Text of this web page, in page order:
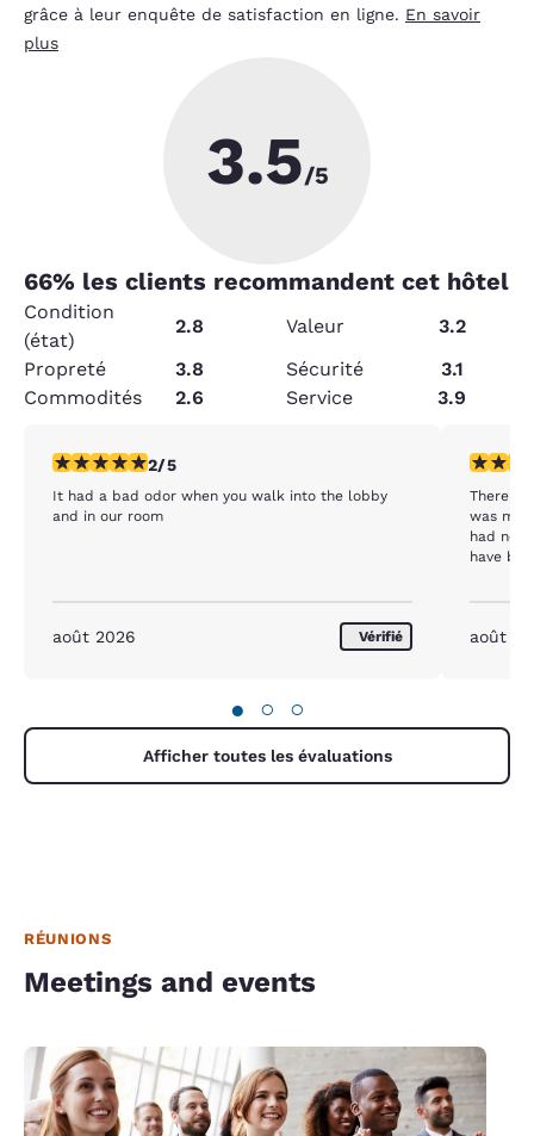
grâce à leur enquête de satisfaction en ligne. En savoir
plus
3.5/5
66% les clients recommandent cet hôtel
Condition
(état)
2.8 Valeur
3.2
Propreté
3.8 Sécurité
3.1
Commodités
2.6 Service 3.9
2 étoiles. Moyen. 1 commentaire
2/5
It had a bad odor when you walk into the lobby
and in our room
août 2026 Vérifié
4
There
was
had
have
août
● ○ ○
Afficher toutes les évaluations
RÉUNIONS
Meetings and events